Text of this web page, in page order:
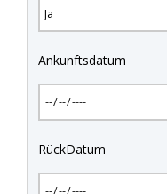
Ankunftsdatum
RückDatum